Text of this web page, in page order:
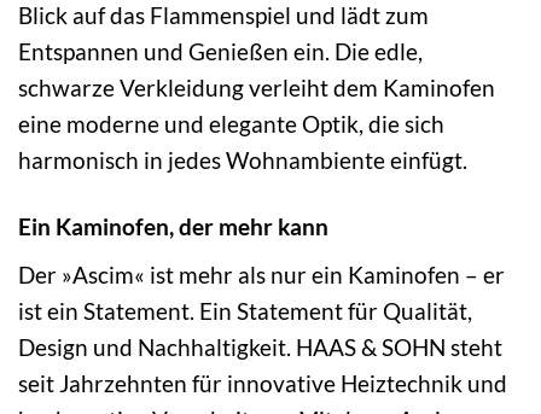
Blick auf das Flammenspiel und lädt zum
Entspannen und Genießen ein. Die edle,
schwarze Verkleidung verleiht dem Kaminofen
eine moderne und elegante Optik, die sich
harmonisch in jedes Wohnambiente einfügt.
Ein Kaminofen, der mehr kann
Der »Ascim« ist mehr als nur ein Kaminofen – er
ist ein Statement. Ein Statement für Qualität,
Design und Nachhaltigkeit. HAAS & SOHN steht
seit Jahrzehnten für innovative Heiztechnik und